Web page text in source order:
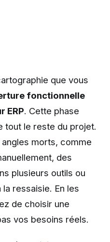
que vous
fonctionnelle
ERP. Cette phase
tout le reste du projet.
morts, comme
des
plusieurs outils ou
ressaisie. En les
de choisir une
vos besoins réels.